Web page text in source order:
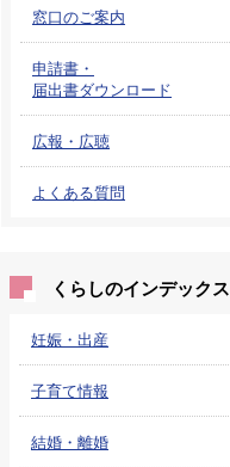
窓口のご案内
申請書・
届出書ダウンロード
広報・広聴
よくある質問
くらしのインデックス
妊娠・出産
子育て情報
結婚・離婚